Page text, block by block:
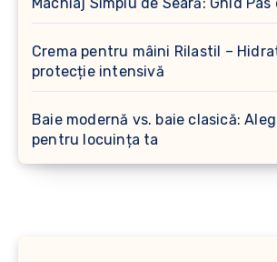
Machiaj Simplu de Seară: Ghid Pas
Crema pentru mâini Rilastil –
protecție intensivă
Baie modernă vs. baie clasică:
pentru locuința ta